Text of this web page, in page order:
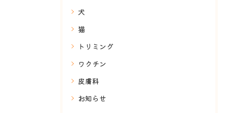
犬
猫
トリミング
ワクチン
皮膚科
お知らせ